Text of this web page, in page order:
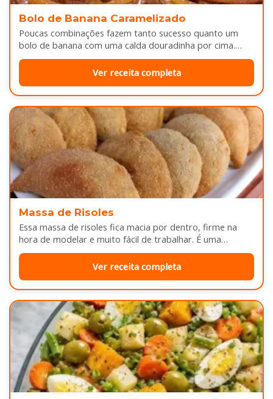
Bolo de Banana Caramelizado
Poucas combinações fazem tanto sucesso quanto um
bolo de banana com uma calda douradinha por cima.
Enquanto assa, aquele cheirinho…
Ver receita completa
Massa de Risoles
Essa massa de risoles fica macia por dentro, firme na
hora de modelar e muito fácil de trabalhar. É uma…
Ver receita completa